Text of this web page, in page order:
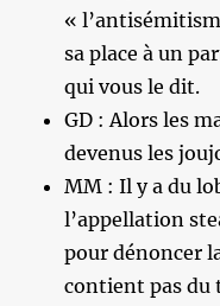
«
sa place à un
qui vous le dit.
GD : Alors les
devenus les
MM : Il y a du
l’appellation
pour dénoncer
contient pas du